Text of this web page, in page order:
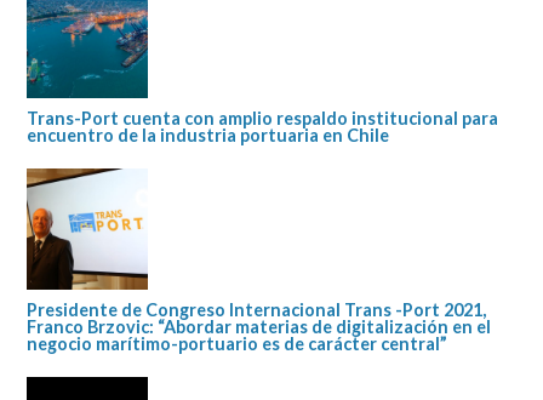
Trans-Port cuenta con amplio respaldo institucional para
encuentro de la industria portuaria en Chile
Presidente de Congreso Internacional Trans -Port 2021,
Franco Brzovic: “Abordar materias de digitalización en el
negocio marítimo-portuario es de carácter central”